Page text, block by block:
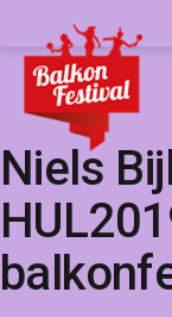
naar
inhoud
Balkonfestival
Niels